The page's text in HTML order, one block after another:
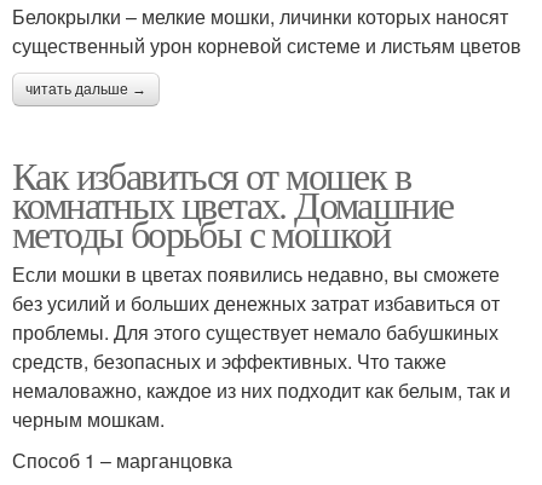
Белокрылки – мелкие мошки, личинки которых наносят
существенный урон корневой системе и листьям цветов
читать дальше →
Как избавиться от мошек в
комнатных цветах. Домашние
методы борьбы с мошкой
Если мошки в цветах появились недавно, вы сможете
без усилий и больших денежных затрат избавиться от
проблемы. Для этого существует немало бабушкиных
средств, безопасных и эффективных. Что также
немаловажно, каждое из них подходит как белым, так и
черным мошкам.
Способ 1 – марганцовка